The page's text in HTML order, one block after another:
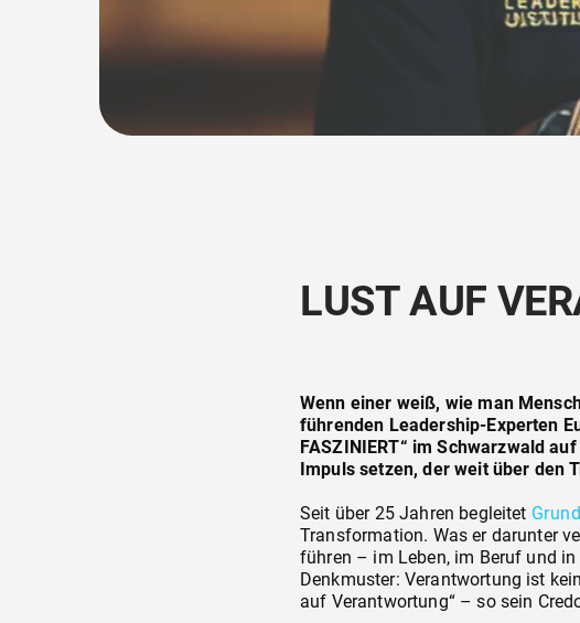
LUST AUF
Wenn einer weiß, wie man
führenden Leadership-Experten
FASZINIERT“ im Schwarzwald
Impuls setzen, der weit über den
Seit über 25 Jahren begleitet
Transformation. Was er darunter
führen – im Leben, im Beruf und
Denkmuster: Verantwortung ist
auf Verantwortung“ – so sein